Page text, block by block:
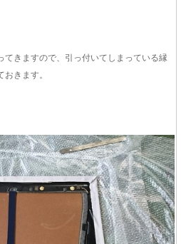
てきますので、引っ付いてしまっている縁
きます。